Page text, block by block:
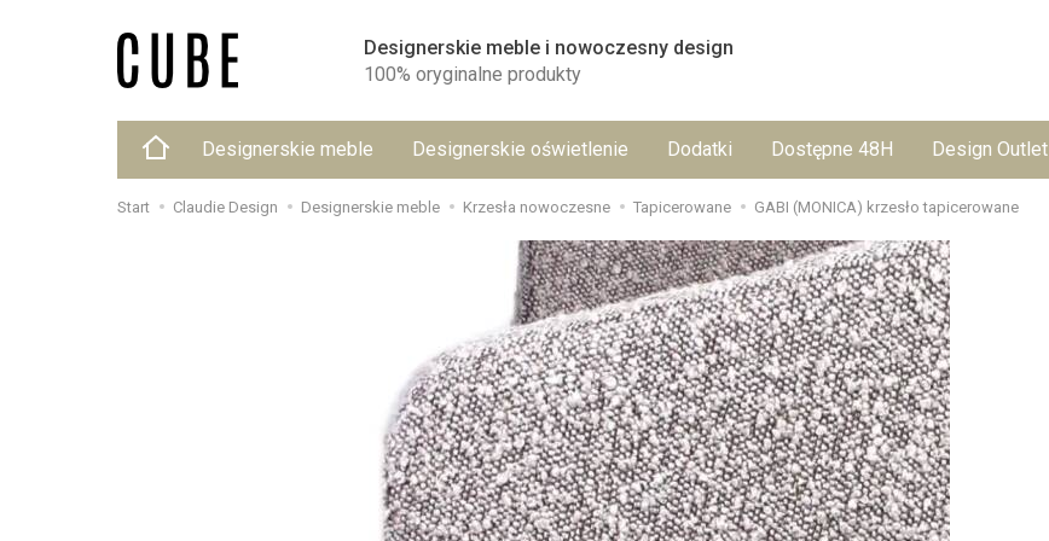
Designerskie meble i nowoczesny design
100% oryginalne produkty
Designerskie meble Designerskie oświetlenie Dodatki Dostępne 48H Design Outlet
Start Claudie Design Designerskie meble Krzesła nowoczesne Tapicerowane GABI (MONICA) krzesło tapicerowane